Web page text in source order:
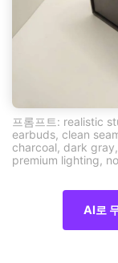
프롬프트: realistic
earbuds, clean
charcoal, dark
premium lighting,
AI로